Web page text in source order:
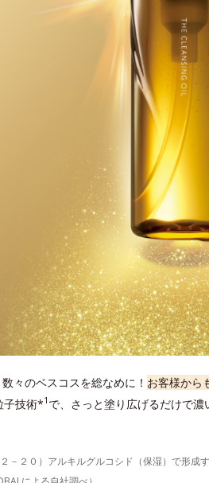
々のベスコスを総なめに！ お客様から
子技術*1 で、さっと塗り広げるだけで
－２０）アルキルグルコシド（保湿）で形成